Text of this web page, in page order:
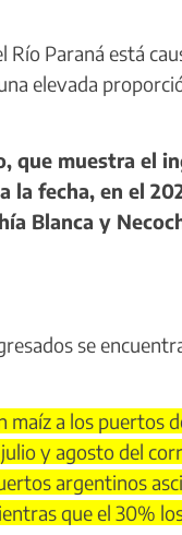
Paraná está
elevada
que muestra el
la fecha, en el
Blanca y
se
a los puertos
y agosto del
argentinos
que el 30%